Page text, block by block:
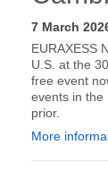
7 March
EURAXESS
U.S. at the
free event
events in the
prior.
More